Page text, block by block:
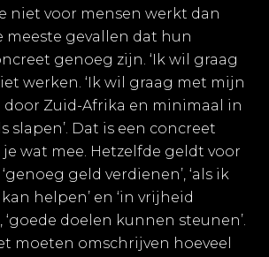
niet voor mensen werkt dan
meeste gevallen dat hun
genoeg zijn. ‘Ik wil graag
werken. ‘Ik wil graag met mijn
door Zuid-Afrika en minimaal in
slapen’. Dat is een concreet
wat mee. Hetzelfde geldt voor
geld verdienen’, ‘als ik
helpen’ en ‘in vrijheid
‘goede doelen kunnen steunen’.
moeten omschrijven hoeveel